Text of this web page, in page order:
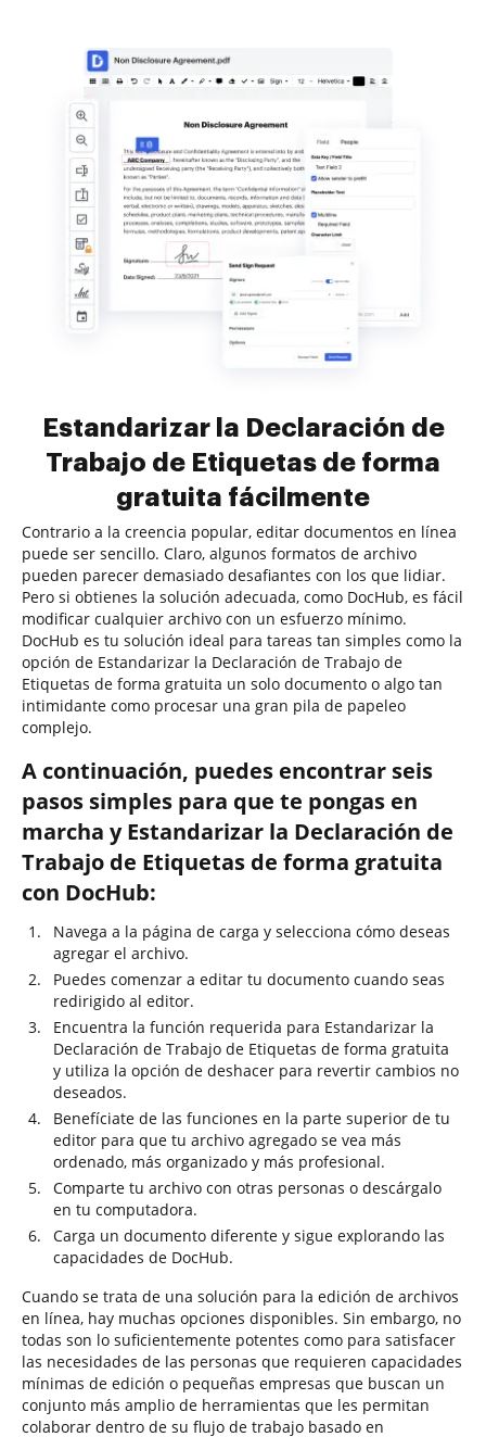
Estandarizar la Declaración de
Trabajo de Etiquetas de forma
gratuita fácilmente
Contrario a la creencia popular, editar documentos en línea
puede ser sencillo. Claro, algunos formatos de archivo
pueden parecer demasiado desafiantes con los que lidiar.
Pero si obtienes la solución adecuada, como DocHub, es fácil
modificar cualquier archivo con un esfuerzo mínimo.
DocHub es tu solución ideal para tareas tan simples como la
opción de Estandarizar la Declaración de Trabajo de
Etiquetas de forma gratuita un solo documento o algo tan
intimidante como procesar una gran pila de papeleo
complejo.
A continuación, puedes encontrar seis
pasos simples para que te pongas en
marcha y Estandarizar la Declaración de
Trabajo de Etiquetas de forma gratuita
con DocHub:
Navega a la página de carga y selecciona cómo deseas
agregar el archivo.
Puedes comenzar a editar tu documento cuando seas
redirigido al editor.
Encuentra la función requerida para Estandarizar la
Declaración de Trabajo de Etiquetas de forma gratuita
y utiliza la opción de deshacer para revertir cambios no
deseados.
Benefíciate de las funciones en la parte superior de tu
editor para que tu archivo agregado se vea más
ordenado, más organizado y más profesional.
Comparte tu archivo con otras personas o descárgalo
en tu computadora.
Carga un documento diferente y sigue explorando las
capacidades de DocHub.
Cuando se trata de una solución para la edición de archivos
en línea, hay muchas opciones disponibles. Sin embargo, no
todas son lo suficientemente potentes como para satisfacer
las necesidades de las personas que requieren capacidades
mínimas de edición o pequeñas empresas que buscan un
conjunto más amplio de herramientas que les permitan
colaborar dentro de su flujo de trabajo basado en